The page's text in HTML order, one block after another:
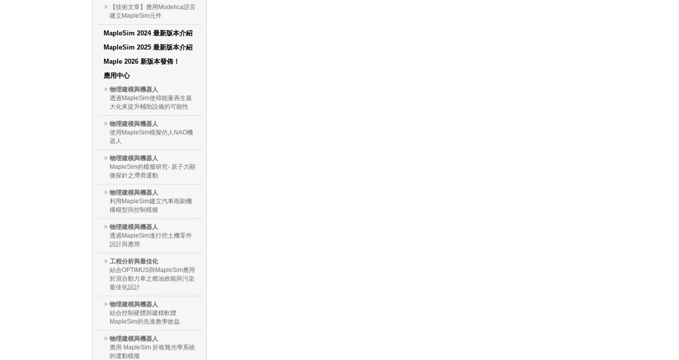
【技術文章】應用Modelica語言
建立MapleSim元件
MapleSim 2024 最新版本介紹
MapleSim 2025 最新版本介紹
Maple 2026 新版本發佈！
應用中心
物理建模與機器人
透過MapleSim使得能量再生最
大化來提升輔助設備的可能性
物理建模與機器人
使用MapleSim模擬仿人NAO機
器人
物理建模與機器人
MapleSim的模擬研究- 原子力顯
微探針之滯滑運動
物理建模與機器人
利用MapleSim建立汽車雨刷機
構模型與控制模擬
物理建模與機器人
透過MapleSim進行挖土機零件
設計與應用
工程分析與最佳化
結合OPTIMUS與MapleSim應用
於混合動力車之燃油效能與污染
最佳化設計
物理建模與機器人
結合控制硬體與建模軟體
MapleSim的先進教學效益
物理建模與機器人
應用 MapleSim 於複雜光學系統
的運動模擬